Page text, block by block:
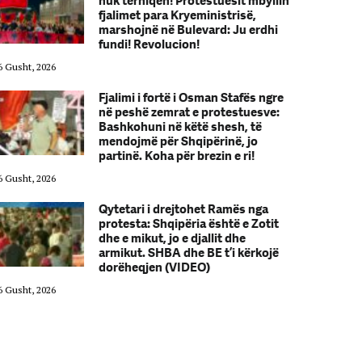
fjalimet para Kryeministrisë,
marshojnë në Bulevard: Ju erdhi
fundi! Revolucion!
Gusht, 2026
Fjalimi i fortë i Osman Stafës ngre
në peshë zemrat e protestuesve:
Bashkohuni në këtë shesh, të
mendojmë për Shqipërinë, jo
partinë. Koha për brezin e ri!
Gusht, 2026
Qytetari i drejtohet Ramës nga
protesta: Shqipëria është e Zotit
dhe e mikut, jo e djallit dhe
armikut. SHBA dhe BE t’i kërkojë
dorëheqjen (VIDEO)
Gusht, 2026